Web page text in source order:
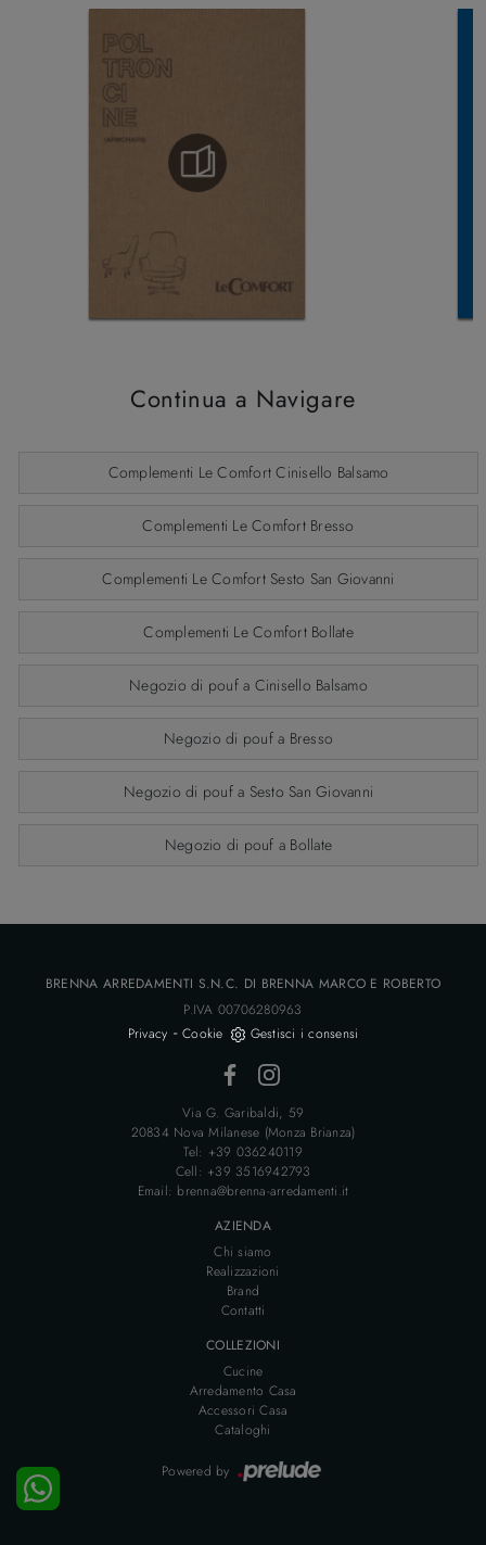
Continua a Navigare
Complementi Le Comfort Cinisello Balsamo
Complementi Le Comfort Bresso
Complementi Le Comfort Sesto San Giovanni
Complementi Le Comfort Bollate
Negozio di pouf a Cinisello Balsamo
Negozio di pouf a Bresso
Negozio di pouf a Sesto San Giovanni
Negozio di pouf a Bollate
BRENNA ARREDAMENTI S.N.C. DI BRENNA MARCO E ROBERTO
P.IVA 00706280963
Privacy -Cookie Gestisci i consensi
Via G. Garibaldi, 59
20834 Nova Milanese (Monza Brianza)
Tel: +39 036240119
Cell: +39 3516942793
Email: brenna@brenna-arredamenti.it
AZIENDA
Chi siamo
Realizzazioni
Brand
Contatti
COLLEZIONI
Cucine
Arredamento Casa
Accessori Casa
Cataloghi
Powered by